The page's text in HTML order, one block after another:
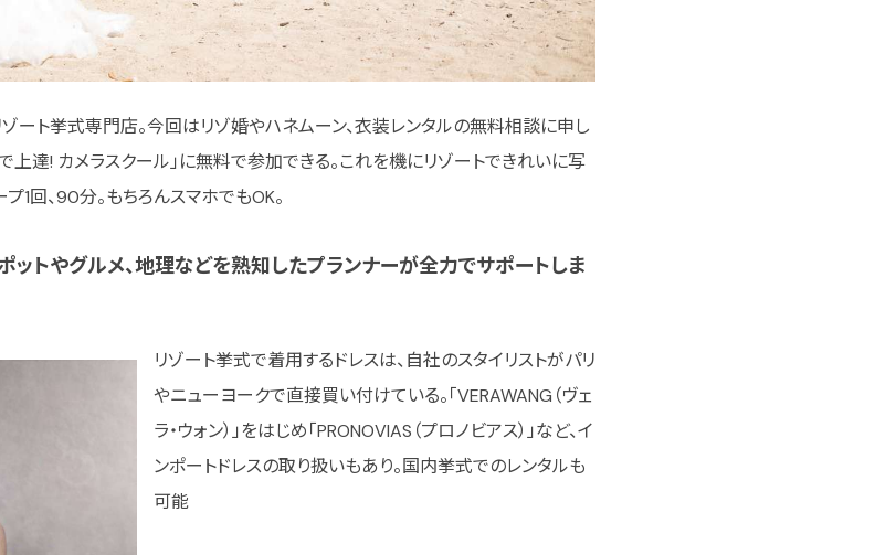
ート挙式専門店。今回はリゾ婚やハネムーン、衣装レンタルの無料相談に申し
上達! カメラスクール」に無料で参加できる。これを機にリゾートできれいに写
1回、90分。もちろんスマホでもOK。
ットやグルメ、地理などを熟知したプランナーが全力でサポートしま
リゾート挙式で着用するドレスは、自社のスタイリストがパリ
やニューヨークで直接買い付けている。「VERAWANG（ヴェ
ラ・ウォン）」をはじめ「PRONOVIAS（プロノビアス）」など、イ
ンポートドレスの取り扱いもあり。国内挙式でのレンタルも
可能